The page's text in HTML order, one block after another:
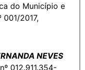
do Município e
001/2017,
NEVES
012.911.354-